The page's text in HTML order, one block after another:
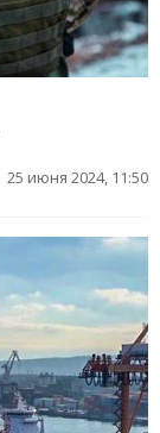
25 июня 2024, 11:50